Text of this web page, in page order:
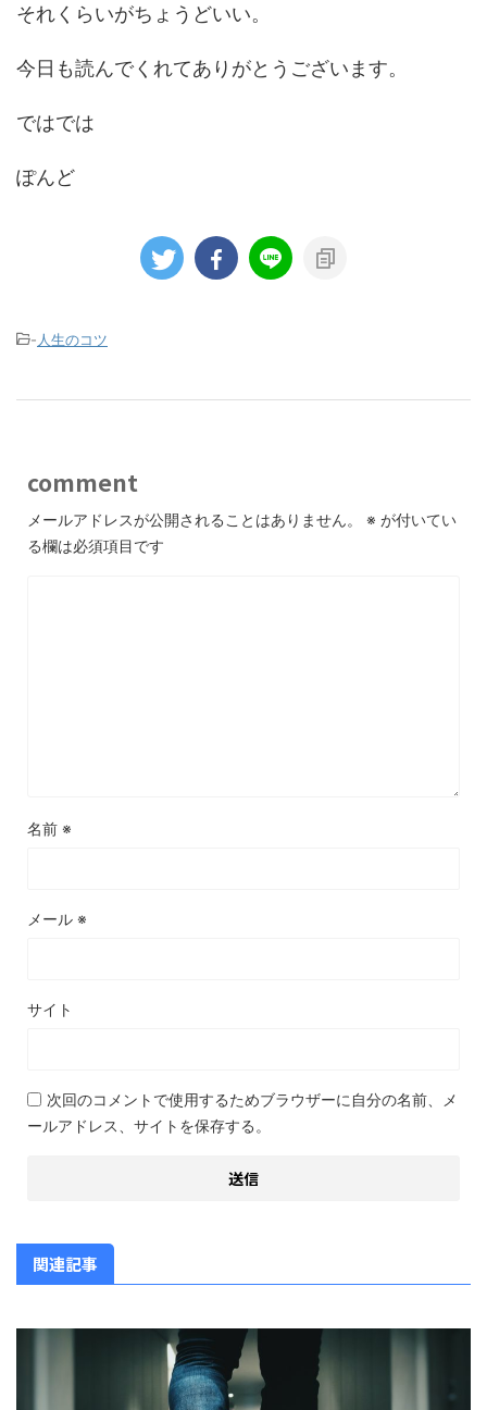
それくらいがちょうどいい。
今日も読んでくれてありがとうございます。
ではでは
ぽんど
- 人生のコツ
comment
メールアドレスが公開されることはありません。 ※ が付いてい
る欄は必須項目です
名前 ※
メール ※
サイト
次回のコメントで使用するためブラウザーに自分の名前、メ
ールアドレス、サイトを保存する。
関連記事